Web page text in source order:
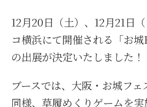
織田信長と名古屋の関係
信長関連 史跡 一覧
12月20日（土）、12月21日
コ横浜にて開催される「お
の出展が決定いたしました！
ブースでは、大阪・お城フ
同様、草履めくりゲームを実